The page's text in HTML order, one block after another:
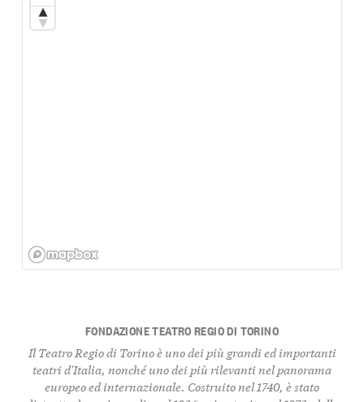
FONDAZIONE TEATRO REGIO DI TORINO
Il Teatro Regio di Torino è uno dei più grandi ed importanti
teatri d'Italia, nonché uno dei più rilevanti nel panorama
europeo ed internazionale. Costruito nel 1740, è stato